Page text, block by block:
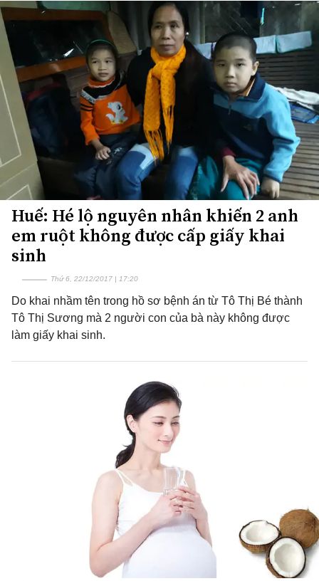
Huế: Hé lộ nguyên nhân khiến 2 anh
em ruột không được cấp giấy khai
sinh
Thứ 6, 22/12/2017 | 17:20
Do khai nhầm tên trong hồ sơ bệnh án từ Tô Thị Bé thành
Tô Thị Sương mà 2 người con của bà này không được
làm giấy khai sinh.